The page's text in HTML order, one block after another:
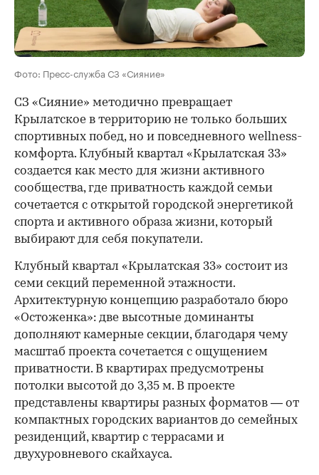
Фото: Пресс-служба СЗ «Сияние»
СЗ «Сияние» методично превращает
Крылатское в территорию не только больших
спортивных побед, но и повседневного wellness-
комфорта. Клубный квартал «Крылатская 33»
создается как место для жизни активного
сообщества, где приватность каждой семьи
сочетается с открытой городской энергетикой
спорта и активного образа жизни, который
выбирают для себя покупатели.
Клубный квартал «Крылатская 33» состоит из
семи секций переменной этажности.
Архитектурную концепцию разработало бюро
«Остоженка»: две высотные доминанты
дополняют камерные секции, благодаря чему
масштаб проекта сочетается с ощущением
приватности. В квартирах предусмотрены
потолки высотой до 3,35 м. В проекте
представлены квартиры разных форматов — от
компактных городских вариантов до семейных
резиденций, квартир с террасами и
двухуровневого скайхауса.